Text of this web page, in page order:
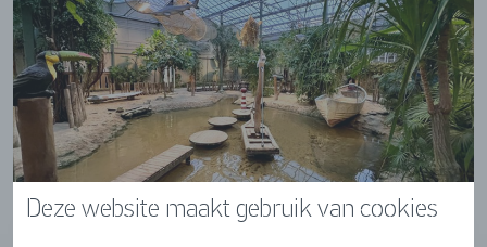
Deze website maakt gebruik van cookies